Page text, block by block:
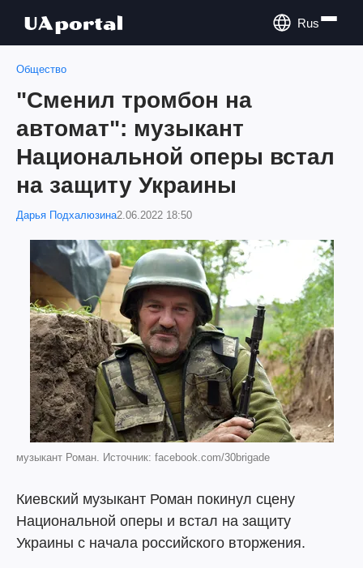
Rus
Общество
"Сменил тромбон на
автомат": музыкант
Национальной оперы встал
на защиту Украины
Дарья Подхалюзина2.06.2022 18:50
музыкант Роман. Источник: facebook.com/30brigade
Киевский музыкант Роман покинул сцену
Национальной оперы и встал на защиту
Украины с начала российского вторжения.